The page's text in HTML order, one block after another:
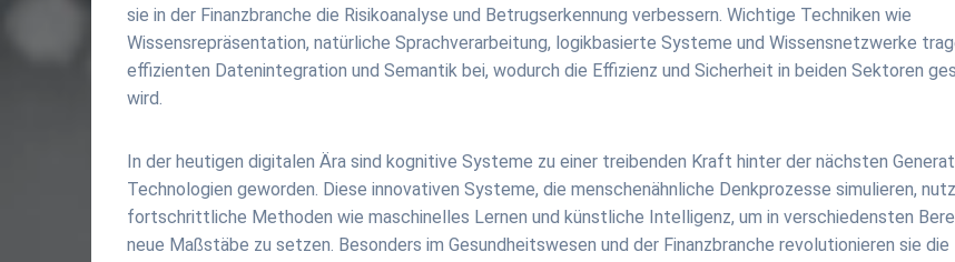
sie in der Finanzbranche die Risikoanalyse und Betrugserkennung verbessern. Wichtige Techniken wie
Wissensrepräsentation, natürliche Sprachverarbeitung, logikbasierte Systeme und Wissensnetzwerke
effizienten Datenintegration und Semantik bei, wodurch die Effizienz und Sicherheit in beiden Sektoren
wird.
In der heutigen digitalen Ära sind kognitive Systeme zu einer treibenden Kraft hinter der nächsten
Technologien geworden. Diese innovativen Systeme, die menschenähnliche Denkprozesse simulieren,
fortschrittliche Methoden wie maschinelles Lernen und künstliche Intelligenz, um in verschiedensten
neue Maßstäbe zu setzen. Besonders im Gesundheitswesen und der Finanzbranche revolutionieren sie die